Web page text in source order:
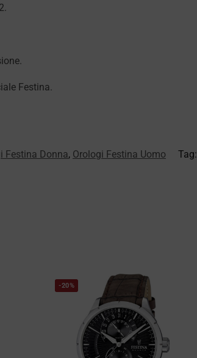
Festina.
Festina Donna, Orologi Festina Uomo Tag:
-20%